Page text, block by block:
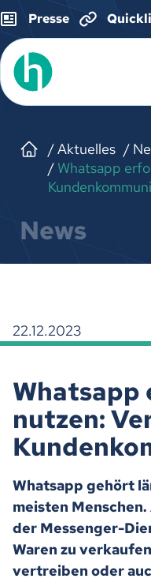
Presse
Aktuelles
Whatsapp
News
22.12.2023
Whatsapp
nutzen:
Whatsapp gehört
meisten
der Messenger-
Waren zu
vertreiben oder